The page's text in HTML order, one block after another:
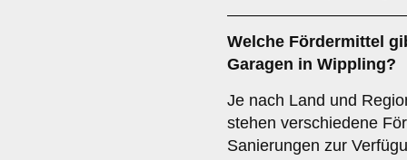
Welche Fördermittel
Garagen in Wippling?
Je nach Land und
stehen verschiedene
Sanierungen zur